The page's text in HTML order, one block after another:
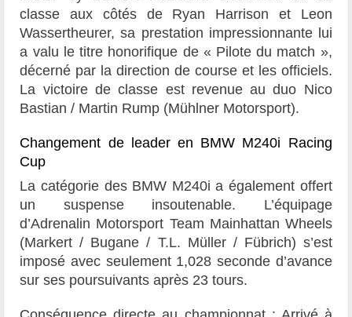
classe aux côtés de Ryan Harrison et Leon
Wassertheurer, sa prestation impressionnante lui
a valu le titre honorifique de « Pilote du match »,
décerné par la direction de course et les officiels.
La victoire de classe est revenue au duo Nico
Bastian / Martin Rump (Mühlner Motorsport).
Changement de leader en BMW M240i Racing
Cup
La catégorie des BMW M240i a également offert
un suspense insoutenable. L’équipage
d’Adrenalin Motorsport Team Mainhattan Wheels
(Markert / Bugane / T.L. Müller / Fübrich) s’est
imposé avec seulement 1,028 seconde d’avance
sur ses poursuivants après 23 tours.